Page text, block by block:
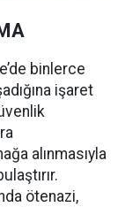
binlerce
işaret
alınmasıyla
ötenazi,